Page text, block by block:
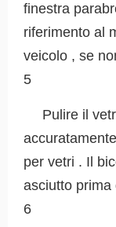
finestra
riferimento al
veicolo , se
5
Pulire il
per vetri . Il
asciutto prima
6